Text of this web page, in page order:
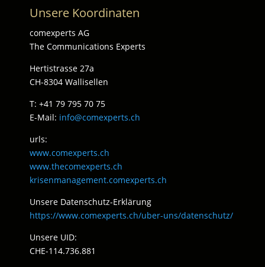
Unsere Koordinaten
comexperts AG
The Communications Experts
Hertistrasse 27a
CH-8304 Wallisellen
T: +41 79 795 70 75
E-Mail: info@comexperts.ch
urls:
www.comexperts.ch
www.thecomexperts.ch
krisenmanagement.comexperts.ch
Unsere Datenschutz-Erklärung
https://www.comexperts.ch/uber-uns/datenschutz/
Unsere UID:
CHE-114.736.881